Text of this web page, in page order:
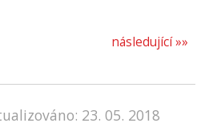
následující »»
23. 05. 2018